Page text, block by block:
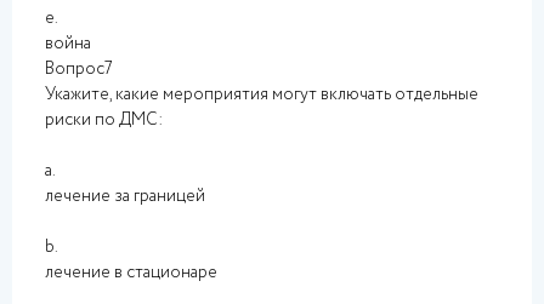
e.
война
Вопрос7
Укажите, какие мероприятия могут включать отдельные
риски по ДМС:
a.
лечение за границей
b.
лечение в стационаре